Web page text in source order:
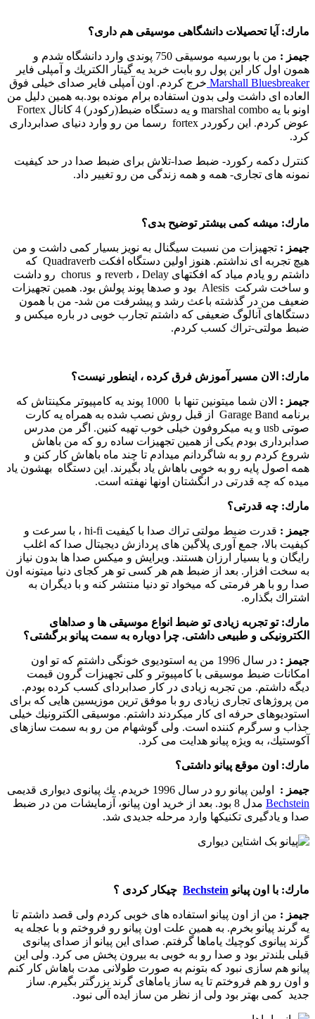
مارك: آیا تحصیلات دانشگاهی موسیقی هم داری؟
جیمز :‌
من با بورسیه موسیقی 750 پوندی وارد دانشگاه شدم و
همون اول كار این پول رو بابت خرید یه گیتار الكتریك و آمپلی فایر
Marshall Bluesbreaker خرج كردم. اون آمپلی فایر صدای خیلی فوق
العاده ای داشت ولی بدون استفاده برام مونده بود.به همین دلیل من
اونو با یه marshal combo و یه دستگاه ضبط(ركودر) 4 كانال Fortex
عوض كردم. این ركوردر fortex رسما من رو وارد دنیای صدابرداری
كرد.
كنترل دكمه ركورد- ضبط صدا-تلاش برای ضبط صدا در حد كیفیت
نمونه های تجاری- همه و همه زندگی من رو تغییر داد.
مارك: میشه كمی بیشتر توضیح بدی؟‌
جیمز :‌ تجهیزات من نسبت سیگنال به نویز بسیار كمی داشت و من
هیچ تجربه ای نداشتم. هنوز اولین دستگاه افكت Quadraverb كه
داشتم رو یادم میاد كه افكتهای reverb ، Delay و chorus رو داشت
و ساخت شركت Alesis بود و صدها پوند پولش بود. همین تجهیزات
ضعیف من در گذشته باعث رشد و پیشرفت من شد- من با همون
دستگاهای آنالوگ ضعیفی كه داشتم تجارب خوبی در باره میكس و
ضبط مولتی-تراك كسب كردم.
مارك: الان مسیر آموزش فرق كرده ، اینطور نیست؟
جیمز :‌
الان شما میتونین تنها با 1000 پوند یه كامپیوتر مكینتاش كه
برنامه Garage Band از قبل روش نصب شده به همراه یه كارت
صوتی usb و یه میكروفون خیلی خوب تهیه كنین. اگر من مدرس
صدابرداری بودم یكی از همین تجهیزات ساده رو كه من باهاش
شروع كردم رو به شاگردانم میدادم تا چند ماه باهاش كار كنن و
همه اصول پایه رو به خوبی باهاش یاد بگیرند. این دستگاه بهشون یاد
میده كه چه قدرتی در انگشتان اونها نهفته است.
مارك: چه قدرتی؟
جیمز :‌
قدرت ضبط مولتی تراك صدا با كیفیت hi-fi ، با سرعت و
كیفیت بالا، جمع آوری پلاگین های پردازش دیجیتال صدا كه اغلب
رایگان و یا بسیار ارزان هستند. ویرایش و میكس صدا ها بدون نیاز
به سخت افزار. بعد از ضبط هم هر كسی تو هر كجای دنیا میتونه اون
صدا رو با هر فرمتی كه میخواد تو دنیا منتشر كنه و با دیگران به
اشتراك بگذاره.
مارك: تو تجربه زیادی تو ضبط انواع موسیقی ها و صداهای
الكترونیكی و طبیعی داشتی. چرا دوباره به سمت پیانو برگشتی؟
جیمز :‌
در سال 1996 من یه استودیوی خونگی داشتم كه تو اون
امكانات ضبط موسیقی با كامپیوتر و كلی تجهیزات گرون قیمت
دیگه داشتم. من تجربه زیادی در كار صدابردای كسب كرده بودم.
من پروژهای تجاری زیادی رو با موفق ترین موزیسین هایی كه برای
استودیوهای حرفه ای كار میكردند داشتم. موسیقی الكترونیك خیلی
جذاب و سرگرم كننده است. ولی گوشهام من رو به سمت سازهای
آكوستیك، به ویژه پیانو هدایت می كرد.
مارك: اون موقع پیانو داشتی؟‌
جیمز :‌ اولین پیانو رو در سال 1996 خریدم. یك پیانوی دیواری قدیمی
Bechstein
مدل 8 بود. بعد از خرید اون پیانو، آزمایشات من در ضبط
صدا و یادگیری تكنیكها وارد مرحله جدیدی شد.
مارك: با اون پیانو Bechstein چیكار كردی ؟‌
جیمز :‌ من از اون پیانو استفاده های خوبی كردم ولی قصد داشتم تا
یه گرند پیانو بخرم. به همین علت اون پیانو رو فروختم و با عجله یه
گرند پیانوی كوچیك یاماها گرفتم. صدای این پیانو از صدای پیانوی
قبلی بلندتر بود و صدا رو به خوبی به بیرون پخش می كرد. ولی این
پیانو هم سازی نبود كه بتونم به صورت طولانی مدت باهاش كار كنم
و اون رو هم فروختم تا یه ساز یاماهای گرند بزرگتر بگیرم. ساز
جدید كمی بهتر بود ولی از نظر من ساز ایده آلی نبود.